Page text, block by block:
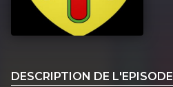
DESCRIPTION DE L'EPISODE